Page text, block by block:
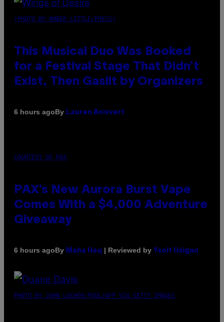
(PHOTO BY AMBER LITTLE/PRESS)
This Musical Duo Was Booked
for a Festival Stage That Didn’t
Exist, Then Gaslit by Organizers
6 hours agoBy Lauren Boisvert
COURTESY OF PAX
PAX’s New Aurora Burst Vape
Comes With a $4,000 Adventure
Giveaway
6 hours agoBy Maha Haq | Reviewed by Ysolt Usigan
PHOTO BY JOHN LOCHER/POOL/AFP VIA GETTY IMAGES